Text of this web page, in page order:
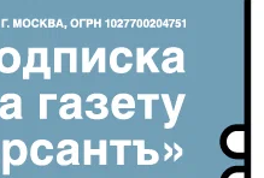
Реклама в